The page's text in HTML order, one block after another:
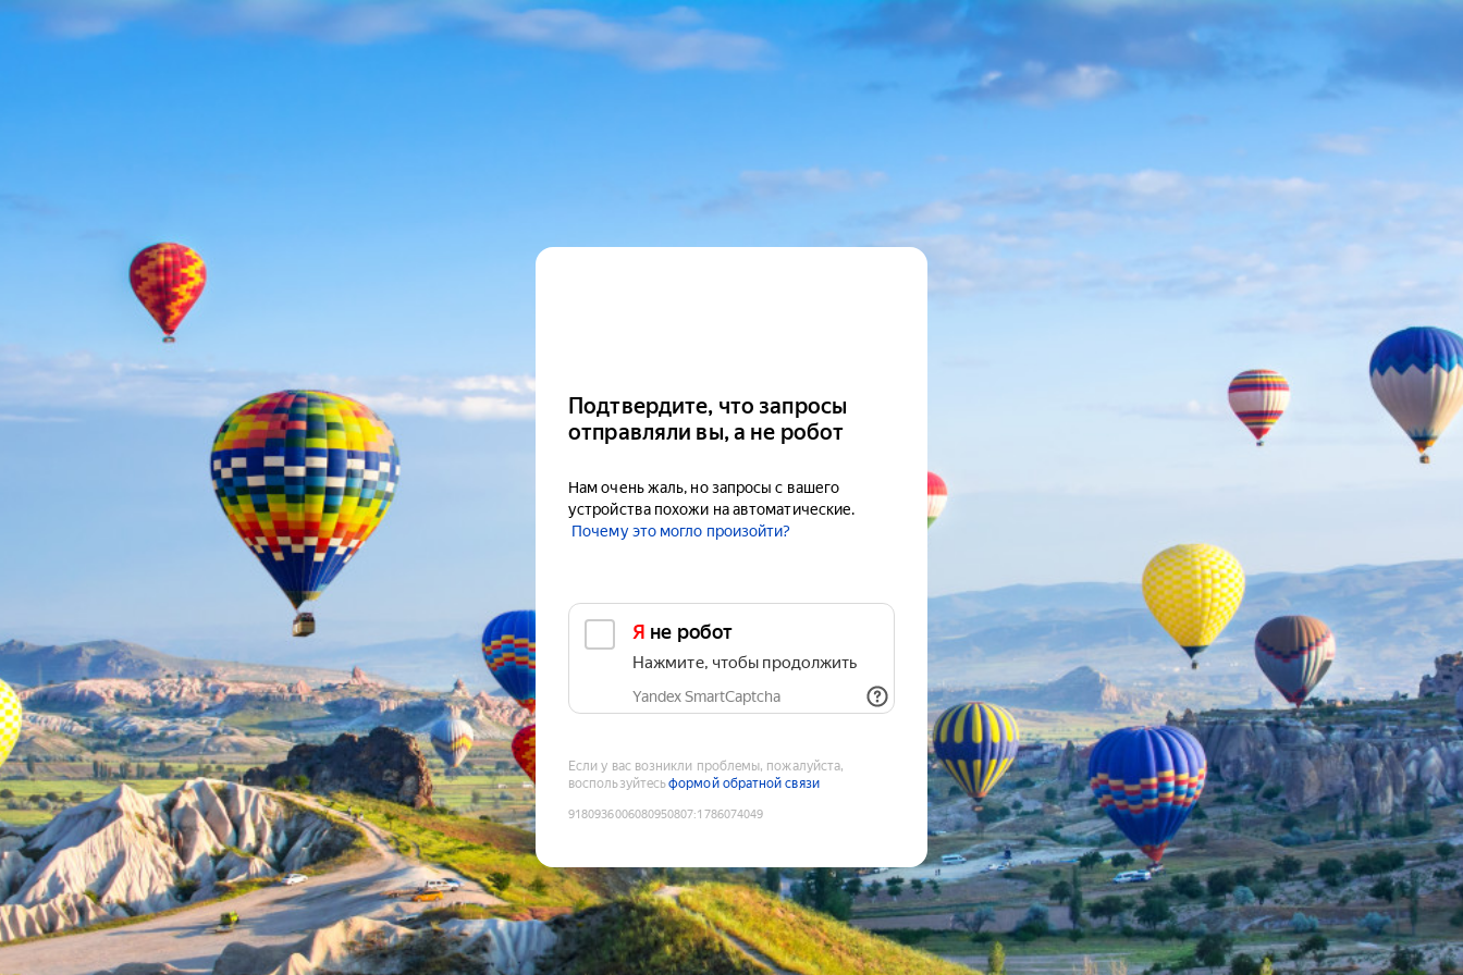
Подтвердите, что запросы
отправляли вы, а не робот
Нам очень жаль, но запросы с вашего
устройства похожи на автоматические.
Почему это могло произойти?
Я не робот
Нажмите, чтобы продолжить
Yandex SmartCaptcha
Если у вас возникли проблемы, пожалуйста,
воспользуйтесьформой обратной связи
9180936006080950807:1786074049